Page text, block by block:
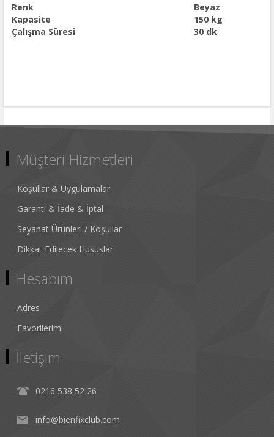
Renk
Beyaz
Kapasite
150 kg
Çalışma Süresi
30 dk
Müşteri Hizmetleri
Koşullar & Uygulamalar
Garanti & İade & İptal
Seyahat Ürünleri / Koşullar
Dikkat Edilecek Hususlar
Hesabım
Adres
Favorilerim
İletişim
0216 538 52 26
info@bienfixclub.com